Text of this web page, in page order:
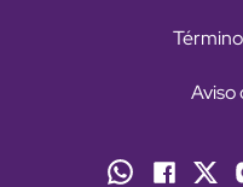
Aviso